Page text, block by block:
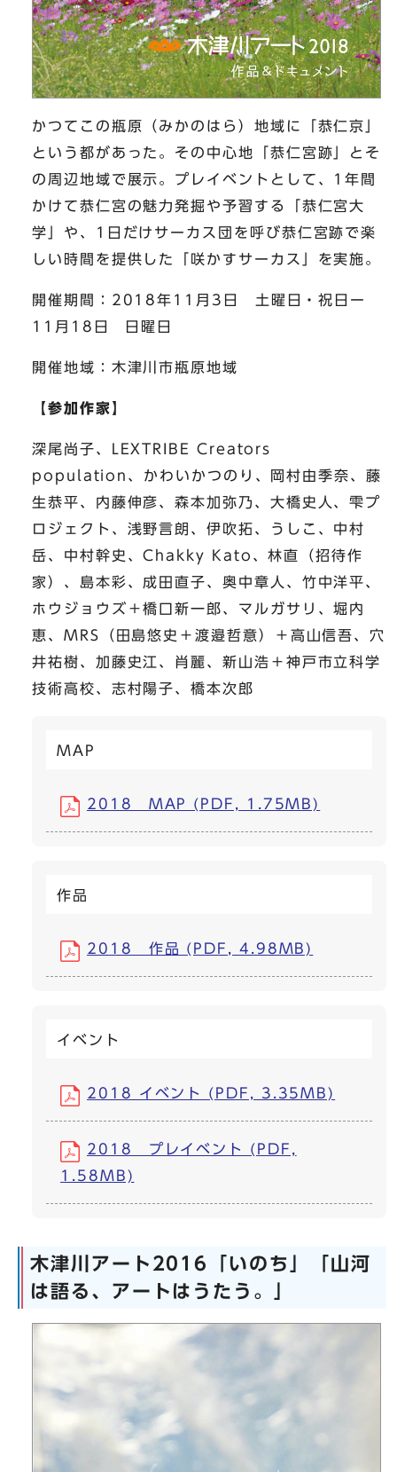
かつてこの瓶原（みかのはら）地域に「恭仁京」
という都があった。その中心地「恭仁宮跡」とそ
の周辺地域で展示。プレイベントとして、1年間
かけて恭仁宮の魅力発掘や予習する「恭仁宮大
学」や、1日だけサーカス団を呼び恭仁宮跡で楽
しい時間を提供した「咲かすサーカス」を実施。
開催期間：2018年11月3日 土曜日・祝日ー
11月18日 日曜日
開催地域：木津川市瓶原地域
【参加作家】
深尾尚子、LEXTRIBE Creators
population、かわいかつのり、岡村由季奈、藤
生恭平、内藤伸彦、森本加弥乃、大橋史人、雫プ
ロジェクト、浅野言朗、伊吹拓、うしこ、中村
岳、中村幹史、Chakky Kato、林直（招待作
家）、島本彩、成田直子、奥中章人、竹中洋平、
ホウジョウズ＋橋口新一郎、マルガサリ、堀内
恵、MRS（田島悠史＋渡邉哲意）＋高山信吾、穴
井祐樹、加藤史江、肖麗、新山浩＋神戸市立科学
技術高校、志村陽子、橋本次郎
MAP
2018 MAP (PDF, 1.75MB)
作品
2018 作品 (PDF, 4.98MB)
イベント
2018 イベント (PDF, 3.35MB)
2018 プレイベント (PDF,
1.58MB)
木津川アート2016「いのち」「山河
は語る、アートはうたう。」